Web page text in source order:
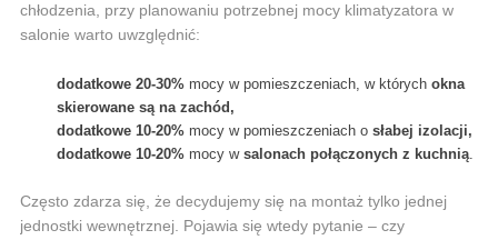
chłodzenia, przy planowaniu potrzebnej mocy klimatyzatora w
salonie warto uwzględnić:
dodatkowe 20-30%mocy w pomieszczeniach, w których okna
skierowane są na zachód,
dodatkowe 10-20% mocy w pomieszczeniach o słabej izolacji,
dodatkowe 10-20%mocy w salonach połączonych z kuchnią.
Często zdarza się, że decydujemy się na montaż tylko jednej
jednostki wewnętrznej. Pojawia się wtedy pytanie – czy